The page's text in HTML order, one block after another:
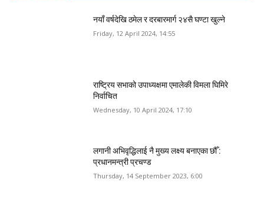
नयाँ वर्षदेखि ठमेल र दरबारमार्ग २४सै घण्टा खुल्ने
Friday, 12 April 2024, 14:55
राष्ट्रिय सभाको उपाध्यक्षमा एमालेकी विमला घिमिरे
निर्वाचित
Wednesday, 10 April 2024, 17:10
लगानी अभिवृद्धिलाई नै मुख्य लक्ष्य बनाएका छौँ :
प्रधानमन्त्री प्रचण्ड
Thursday, 14 September 2023, 6:00